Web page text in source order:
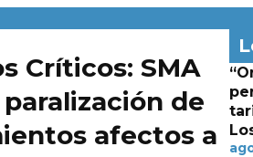
Críticos: SMA
de
afectos a